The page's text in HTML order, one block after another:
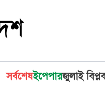
সর্বশেষইপেপারজুলাই